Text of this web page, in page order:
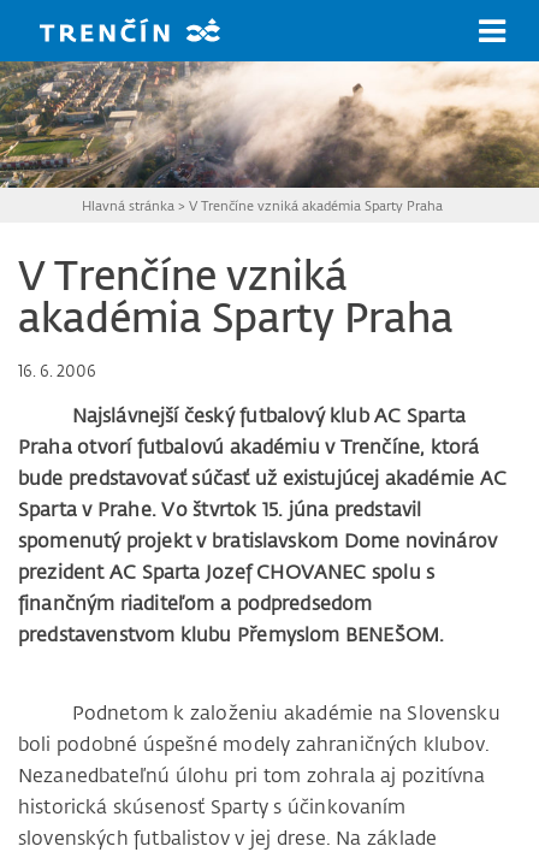
Hlavná stránka >V Trenčíne vzniká akadémia Sparty Praha
V Trenčíne vzniká
akadémia Sparty Praha
16. 6. 2006
Najslávnejší český futbalový klub AC Sparta
Praha otvorí futbalovú akadémiu v Trenčíne, ktorá
bude predstavovať súčasť už existujúcej akadémie AC
Sparta v Prahe. Vo štvrtok 15. júna predstavil
spomenutý projekt v bratislavskom Dome novinárov
prezident AC Sparta Jozef CHOVANEC spolu s
finančným riaditeľom a podpredsedom
predstavenstvom klubu Přemyslom BENEŠOM.
Podnetom k založeniu akadémie na Slovensku
boli podobné úspešné modely zahraničných klubov.
Nezanedbateľnú úlohu pri tom zohrala aj pozitívna
historická skúsenosť Sparty s účinkovaním
slovenských futbalistov v jej drese. Na základe